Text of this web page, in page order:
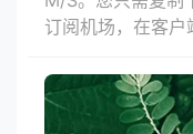
订阅机场，在客户